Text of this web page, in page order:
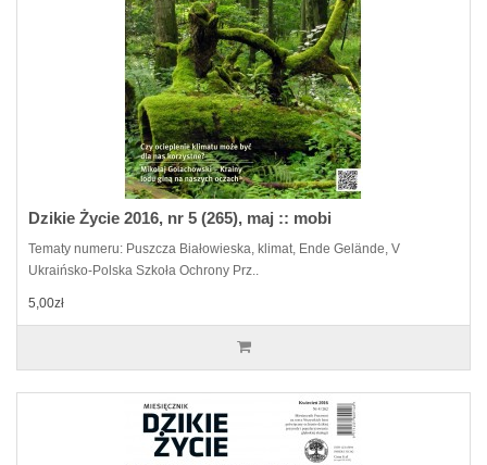
Dzikie Życie 2016, nr 5 (265), maj :: mobi
Tematy numeru: Puszcza Białowieska, klimat, Ende Gelände, V
Ukraińsko-Polska Szkoła Ochrony Prz..
5,00zł